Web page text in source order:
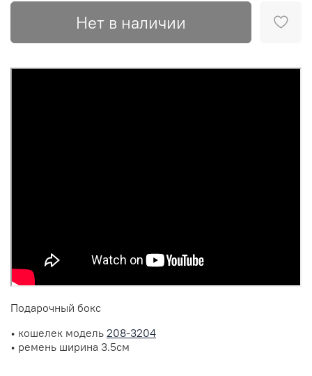
Нет в наличии
Подарочный бокс
• кошелек модель 208-3204
• ремень ширина 3.5см